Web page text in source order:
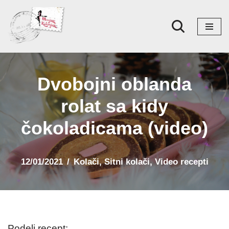
Skoči
na
sadržaj
Dvobojni oblanda
rolat sa kidy
čokoladicama (video)
12/01/2021 Kolači,Sitni kolači, Video recepti